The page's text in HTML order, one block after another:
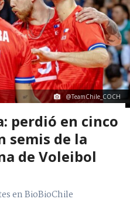
@TeamChile_COCH
perdió en cinco
semis de la
de Voleibol
en BioBioChile